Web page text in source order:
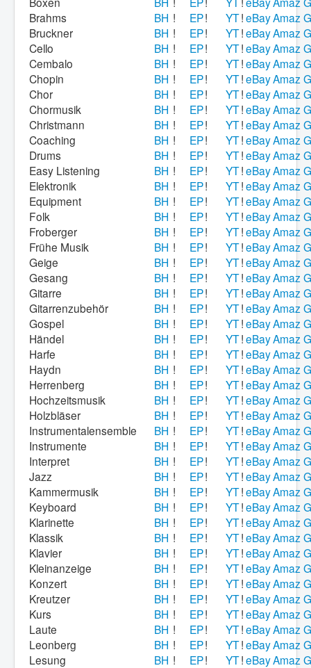
Brahms
BH ! EP! YT!eBayAmaz
Bruckner
BH ! EP! YT!eBayAmaz
Cello
BH ! EP! YT!eBayAmaz
Cembalo
BH ! EP! YT!eBayAmaz
Chopin
BH ! EP! YT!eBayAmaz
Chor
BH ! EP! YT!eBayAmaz
Chormusik
BH ! EP! YT!eBayAmaz
Christmann
BH ! EP! YT!eBayAmaz
Coaching
BH ! EP! YT!eBayAmaz
Drums
BH ! EP! YT!eBayAmaz
Easy Listening
BH ! EP! YT!eBayAmaz
Elektronik
BH ! EP! YT!eBayAmaz
Equipment
BH ! EP! YT!eBayAmaz
Folk
BH ! EP! YT!eBayAmaz
Froberger
BH ! EP! YT!eBayAmaz
Frühe Musik
BH ! EP! YT!eBayAmaz
Geige
BH ! EP! YT!eBayAmaz
Gesang
BH ! EP! YT!eBayAmaz
Gitarre
BH ! EP! YT!eBayAmaz
Gitarrenzubehör
BH ! EP! YT!eBayAmaz
Gospel
BH ! EP! YT!eBayAmaz
Händel
BH ! EP! YT!eBayAmaz
Harfe
BH ! EP! YT!eBayAmaz
Haydn
BH ! EP! YT!eBayAmaz
Herrenberg
BH ! EP! YT!eBayAmaz
Hochzeitsmusik
BH ! EP! YT!eBayAmaz
Holzbläser
BH ! EP! YT!eBayAmaz
Instrumentalensemble
BH ! EP! YT!eBayAmaz
Instrumente
BH ! EP! YT!eBayAmaz
Interpret
BH ! EP! YT!eBayAmaz
Jazz
BH ! EP! YT!eBayAmaz
Kammermusik
BH ! EP! YT!eBayAmaz
Keyboard
BH ! EP! YT!eBayAmaz
Klarinette
BH ! EP! YT!eBayAmaz
Klassik
BH ! EP! YT!eBayAmaz
Klavier
BH ! EP! YT!eBayAmaz
Kleinanzeige
BH ! EP! YT!eBayAmaz
Konzert
BH ! EP! YT!eBayAmaz
Kreutzer
BH ! EP! YT!eBayAmaz
Kurs
BH ! EP! YT!eBayAmaz
Laute
BH ! EP! YT!eBayAmaz
Leonberg
BH ! EP! YT!eBayAmaz
Lesung
BH ! EP! YT!eBayAmaz